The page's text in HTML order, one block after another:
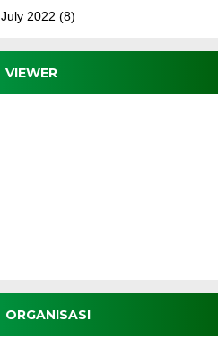
July 2022 (8)
VIEWER
ORGANISASI